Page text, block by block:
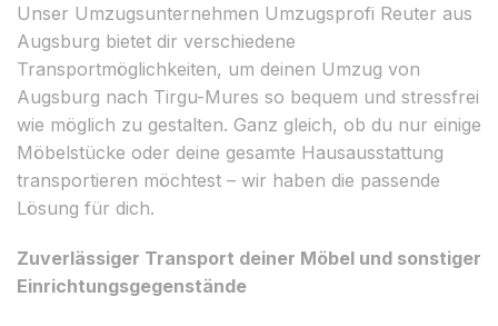
Unser Umzugsunternehmen Umzugsprofi Reuter aus
Augsburg bietet dir verschiedene
Transportmöglichkeiten, um deinen Umzug von
Augsburg nach Tirgu-Mures so bequem und stressfrei
wie möglich zu gestalten. Ganz gleich, ob du nur einige
Möbelstücke oder deine gesamte Hausausstattung
transportieren möchtest – wir haben die passende
Lösung für dich.
Zuverlässiger Transport deiner Möbel und sonstiger
Einrichtungsgegenstände